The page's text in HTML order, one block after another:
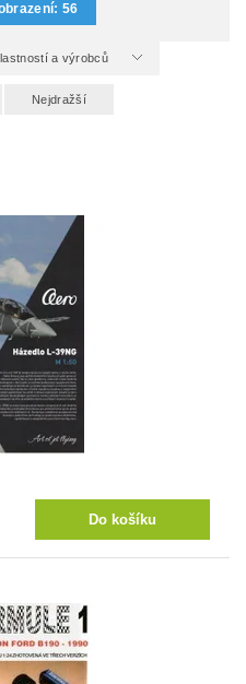
56
a výrobců
Nejdražší